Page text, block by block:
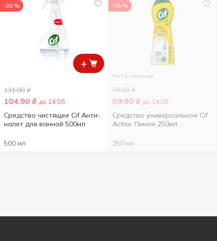
+
-20 %
131.00 ₴
104.90 ₴ до 14.08
Средство чистящее Cif Анти-
налет для ванной 500мл
500 мл
-15 %
Нет в наличии
70.60 ₴
59.90 ₴ до 14.08
Средство универсальное Cif
Active Лимон 250мл
250 мл